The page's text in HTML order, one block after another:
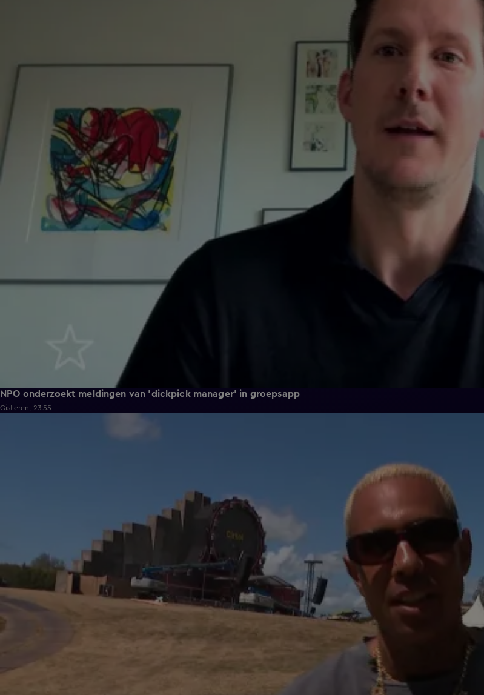
NPO onderzoekt meldingen van 'dickpick manager' in groepsapp
Gisteren, 23:55